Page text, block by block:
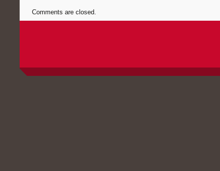
Comments are closed.